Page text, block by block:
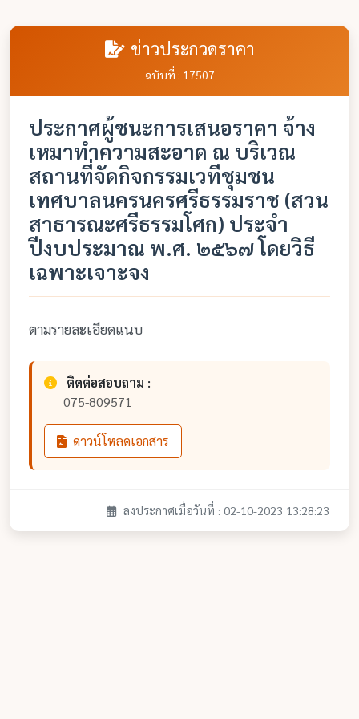
ข่าวประกวดราคา
ฉบับที่ : 17507
ประกาศผู้ชนะการเสนอราคา จ้าง
เหมาทำความสะอาด ณ บริเวณ
สถานที่จัดกิจกรรมเวทีชุมชน
เทศบาลนครนครศรีธรรมราช (สวน
สาธารณะศรีธรรมโศก) ประจำ
ปีงบประมาณ พ.ศ. ๒๕๖๗ โดยวิธี
เฉพาะเจาะจง
ตามรายละเอียดแนบ
ติดต่อสอบถาม :
075-809571
ดาวน์โหลดเอกสาร
ลงประกาศเมื่อวันที่ : 02-10-2023 13:28:23